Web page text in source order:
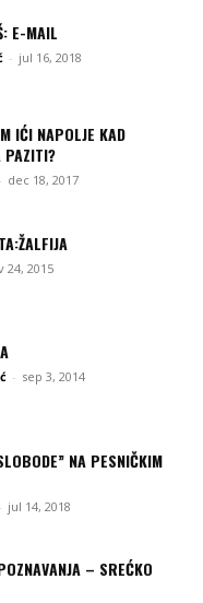
E-MAIL
- jul 16, 2018
IĆI NAPOLJE KAD
PAZITI?
- dec 18, 2017
24, 2015
- sep 3, 2014
NA PESNIČKIM
- jul 14, 2018
– SREĆKO